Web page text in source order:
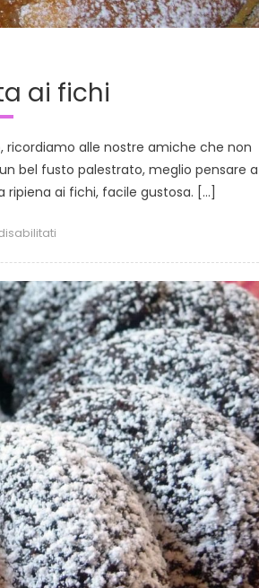
ai fichi
alle nostre amiche che non
bel fusto palestrato, meglio pensare a
ai fichi, facile gustosa. […]
settembre:
Torta
ai
fichi